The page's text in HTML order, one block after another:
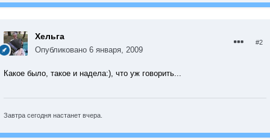
Хельга
Опубликовано 6 января, 2009
#2
Какое было, такое и надела:), что уж говорить...
Завтра сегодня настанет вчера.